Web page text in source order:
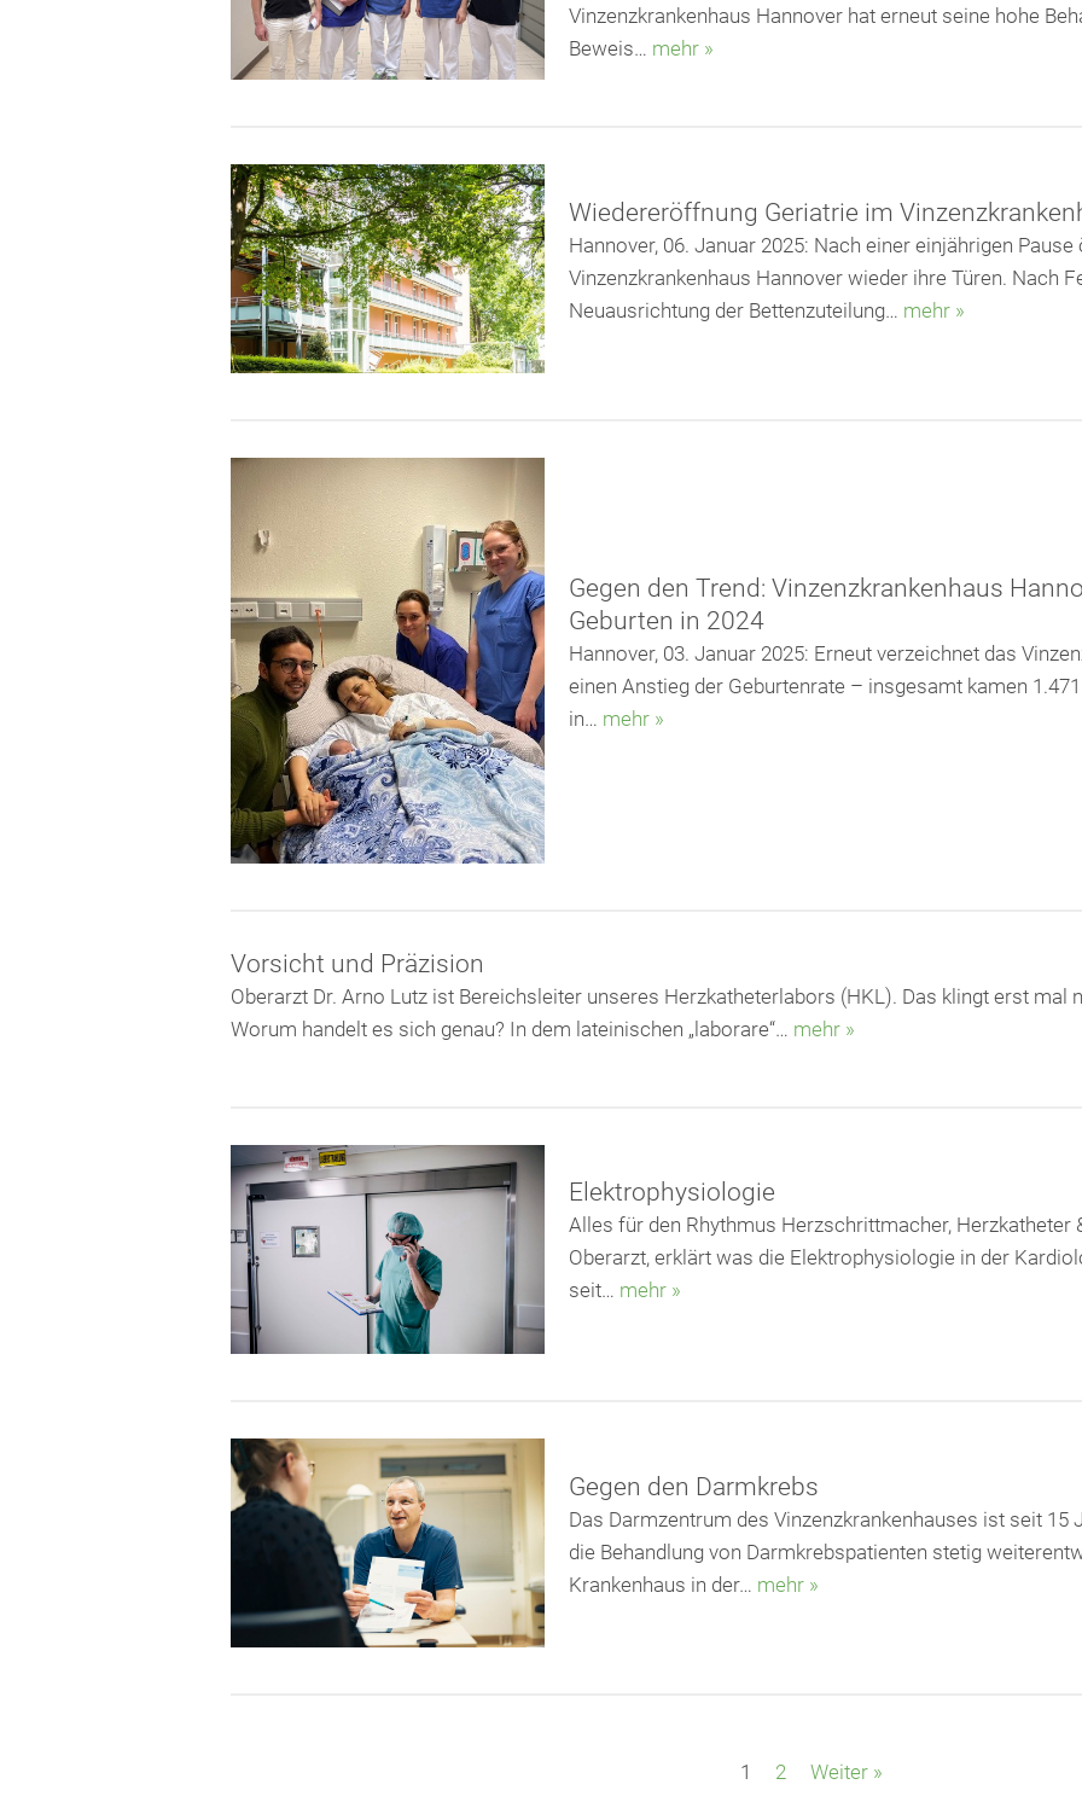
Vinzenzkrankenhaus Hannover hat erneut seine hohe
Beweis… mehr »
Wiedereröffnung Geriatrie im
Hannover, 06. Januar 2025: Nach einer einjährigen
Vinzenzkrankenhaus Hannover wieder ihre Türen. Nach
Neuausrichtung der Bettenzuteilung… mehr »
Gegen den Trend: Vinzenzkrankenhaus
Geburten in 2024
Hannover, 03. Januar 2025: Erneut verzeichnet das
einen Anstieg der Geburtenrate – insgesamt kamen
in… mehr »
Vorsicht und Präzision
Oberarzt Dr. Arno Lutz ist Bereichsleiter unseres Herzkatheterlabors (HKL). Das klingt erst mal
Worum handelt es sich genau? In dem lateinischen „laborare“… mehr »
Elektrophysiologie
Alles für den Rhythmus Herzschrittmacher, Herzkatheter
Oberarzt, erklärt was die Elektrophysiologie in der
seit… mehr »
Gegen den Darmkrebs
Das Darmzentrum des Vinzenzkrankenhauses ist seit 15
die Behandlung von Darmkrebspatienten stetig
Krankenhaus in der… mehr »
1 2 Weiter »